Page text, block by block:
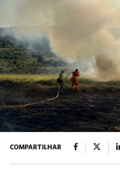
COMPARTILHAR